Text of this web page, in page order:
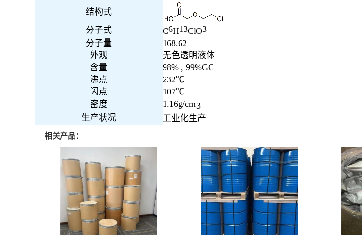
结构式
分子式
C6H13ClO3
分子量
168.62
外观
无色透明液体
含量
98% , 99%GC
沸点
232℃
闪点
107℃
密度
1.16g/cm3
生产状况
工业化生产
相关产品：